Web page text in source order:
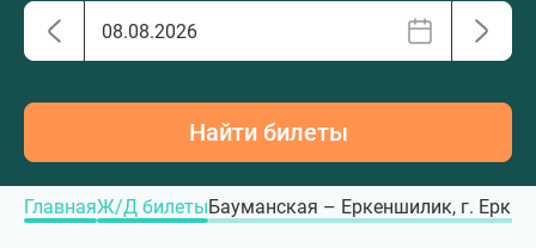
Найти билеты
ГлавнаяЖ/Д билетыБауманская – Еркеншилик, г.